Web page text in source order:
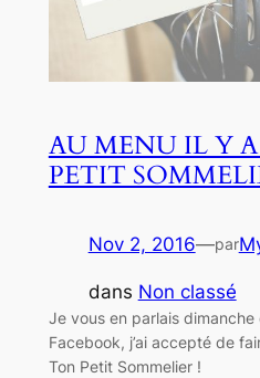
AU MENU IL Y
PETIT
Nov 2, 2016—par
dans Non classé
Je vous en parlais
Facebook, j’ai accepté de
Ton Petit Sommelier !